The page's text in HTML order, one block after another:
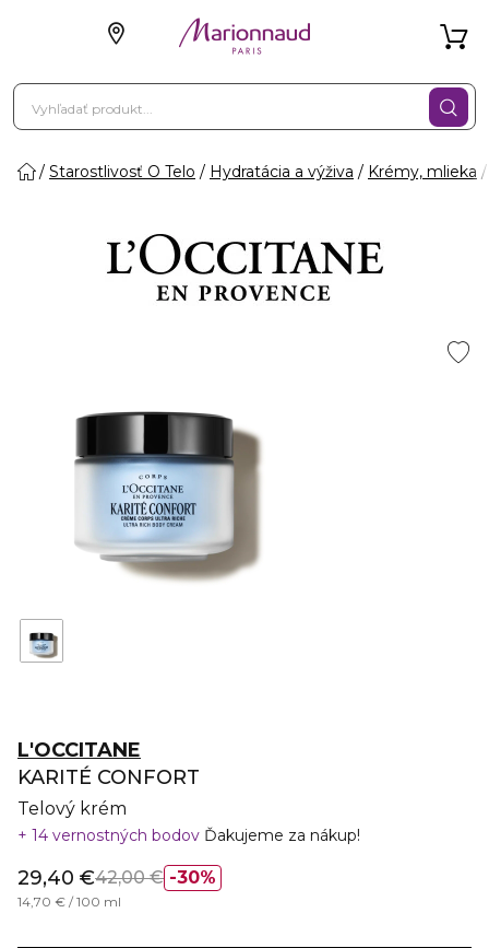
Starostlivosť O Telo Hydratácia a výživa Krémy, mlieka
L'OCCITANE
KARITÉ CONFORT
Telový krém
14 vernostných bodov Ďakujeme za nákup!
30%
29,40 €42,00 €
14,70 € / 100 ml